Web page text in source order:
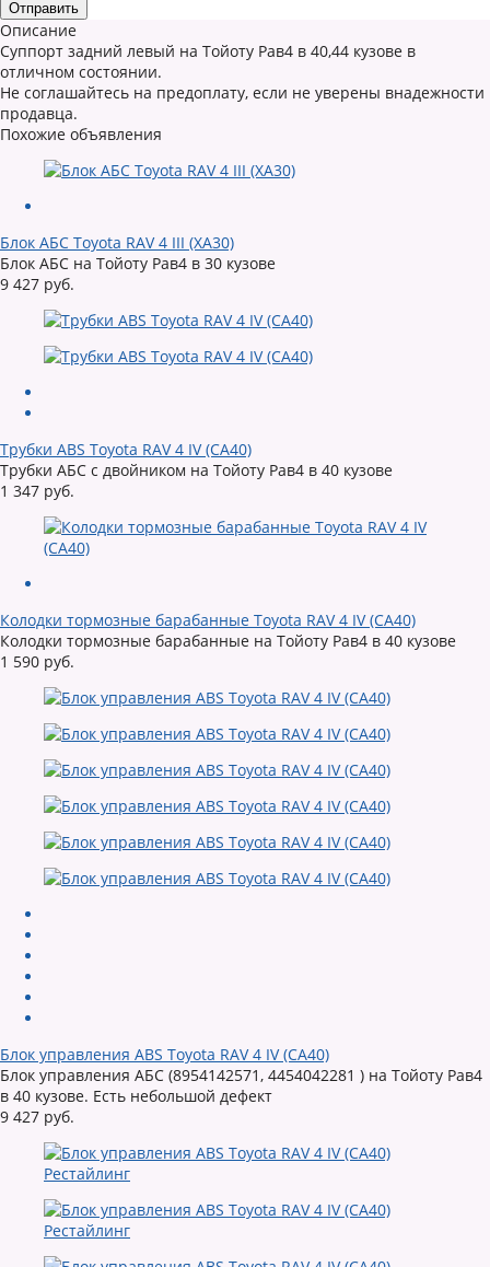
Описание
Суппорт задний левый на Тойоту Рав4 в 40,44 кузове в
отличном состоянии.
Не соглашайтесь на предоплату, если не уверены внадежности
продавца.
Похожие объявления
Блок АБС Toyota RAV 4 III (XA30)
Блок АБС на Тойоту Рав4 в 30 кузове
9 427 руб.
Трубки ABS Toyota RAV 4 IV (CA40)
Трубки АБС с двойником на Тойоту Рав4 в 40 кузове
1 347 руб.
Колодки тормозные барабанные Toyota RAV 4 IV (CA40)
Колодки тормозные барабанные на Тойоту Рав4 в 40 кузове
1 590 руб.
Блок управления ABS Toyota RAV 4 IV (CA40)
Блок управления АБС (8954142571, 4454042281 ) на Тойоту Рав4
в 40 кузове. Есть небольшой дефект
9 427 руб.